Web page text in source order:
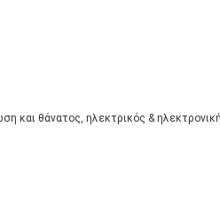
και θάνατος, ηλεκτρικός &